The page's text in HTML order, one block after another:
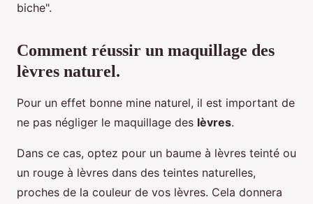
biche".
Comment réussir un maquillage des
lèvres naturel.
Pour un effet bonne mine naturel, il est important de
ne pas négliger le maquillage des lèvres.
Dans ce cas, optez pour un baume à lèvres teinté ou
un rouge à lèvres dans des teintes naturelles,
proches de la couleur de vos lèvres. Cela donnera